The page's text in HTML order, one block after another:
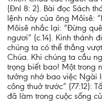
(Đnl 8: 2). Bài đọc Sách
lệnh này của ông Môisê:
Môisê nhắc lại: “Đừng
ngươi” (c.14). Kinh thánh
chúng ta có thể thắng
Chúa. Khi chúng ta cầu
trọng biết bao! Một trong
tưởng nhớ bao việc Ngài
công thuở trước” (77:12):
đã làm trong cuộc sống